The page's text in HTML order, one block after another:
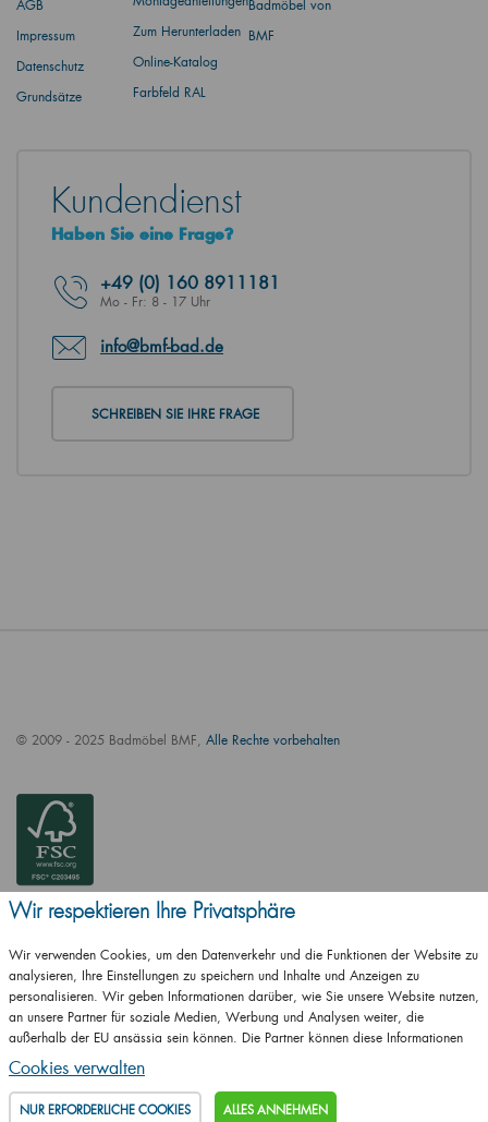
AGB
Impressum
Datenschutz
Grundsätze
Zum Herunterladen
Online-Katalog
Farbfeld RAL
Badmöbel von
BMF
Kundendienst
Haben Sie eine Frage?
+49 (0) 160 8911181
Mo - Fr: 8 - 17 Uhr
info@bmf-bad.de
SCHREIBEN SIE IHRE FRAGE
© 2009 - 2025 Badmöbel BMF, Alle Rechte vorbehalten
ČSN EN ISO
14001:2016
ČSN EN ISO
9001:2016
Wir respektieren Ihre Privatsphäre
Wir verwenden Cookies, um den Datenverkehr und die Funktionen der Website zu
analysieren, Ihre Einstellungen zu speichern und Inhalte und Anzeigen zu
personalisieren. Wir geben Informationen darüber, wie Sie unsere Website nutzen,
an unsere Partner für soziale Medien, Werbung und Analysen weiter, die
außerhalb der EU ansässig sein können. Die Partner können diese Informationen
mit anderen Informationen kombinieren, die Sie ihnen zur Verfügung gestellt haben
oder die sie als Ergebnis Ihrer Nutzung ihrer Dienste erhalten haben.
Cookies verwalten
NUR ERFORDERLICHE COOKIES ALLES ANNEHMEN